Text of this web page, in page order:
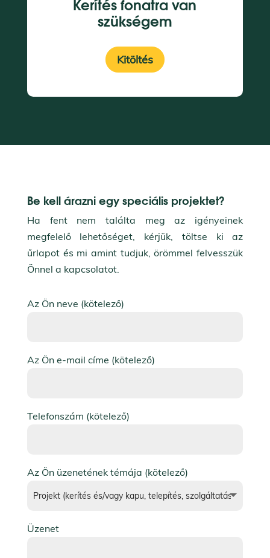
szükségem
Kitöltés
Be kell árazni egy speciális projektet?
Ha fent nem találta meg az igényeinek
megfelelő lehetőséget, kérjük, töltse ki az
űrlapot és mi amint tudjuk, örömmel felvesszük
Önnel a kapcsolatot.
Az Ön neve (kötelező)
Az Ön e-mail címe (kötelező)
Telefonszám (kötelező)
Az Ön üzenetének témája (kötelező)
Üzenet